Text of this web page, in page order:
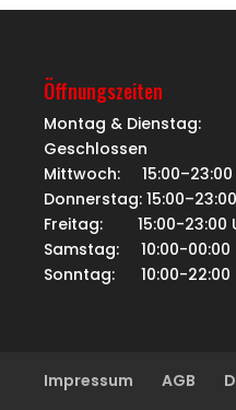
Öffnungszeiten
Montag & Dienstag:
Geschlossen
Mittwoch: 15:00–23:00
Donnerstag:
Freitag: 15:00-23:00
Samstag: 10:00-00:00
Sonntag: 10:00-22:00
Impressum AGB